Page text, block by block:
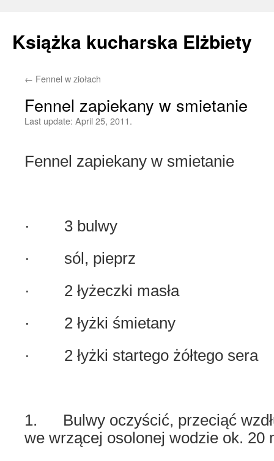
Książka kucharska Elżbiety
Skip
← Fennel w ziołach
Fennel zapiekany w smietanie
Last update: April 25, 2011.
Fennel zapiekany w smietanie
· 3 bulwy
· sól, pieprz
· 2 łyżeczki masła
· 2 łyżki śmietany
· 2 łyżki startego żółtego sera
1. Bulwy oczyścić, przeciąć
we wrzącej osolonej wodzie ok. 20